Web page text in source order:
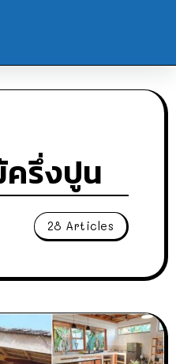
ครึ่งปูน
28 Articles